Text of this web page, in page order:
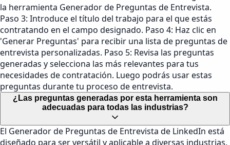
la herramienta Generador de Preguntas de Entrevista.
Paso 3: Introduce el título del trabajo para el que estás
contratando en el campo designado. Paso 4: Haz clic en
'Generar Preguntas' para recibir una lista de preguntas de
entrevista personalizadas. Paso 5: Revisa las preguntas
generadas y selecciona las más relevantes para tus
necesidades de contratación. Luego podrás usar estas
preguntas durante tu proceso de entrevista.
¿Las preguntas generadas por esta herramienta son
adecuadas para todas las industrias?
El Generador de Preguntas de Entrevista de LinkedIn está
diseñado para ser versátil y aplicable a diversas industrias.